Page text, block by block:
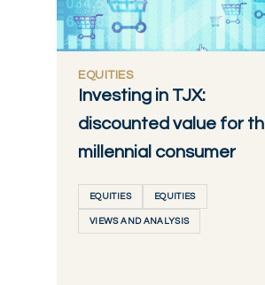
EQUITIES
Investing in TJX:
discounted value for
millennial consumer
EQUITIES EQUITIES
VIEWS AND ANALYSIS